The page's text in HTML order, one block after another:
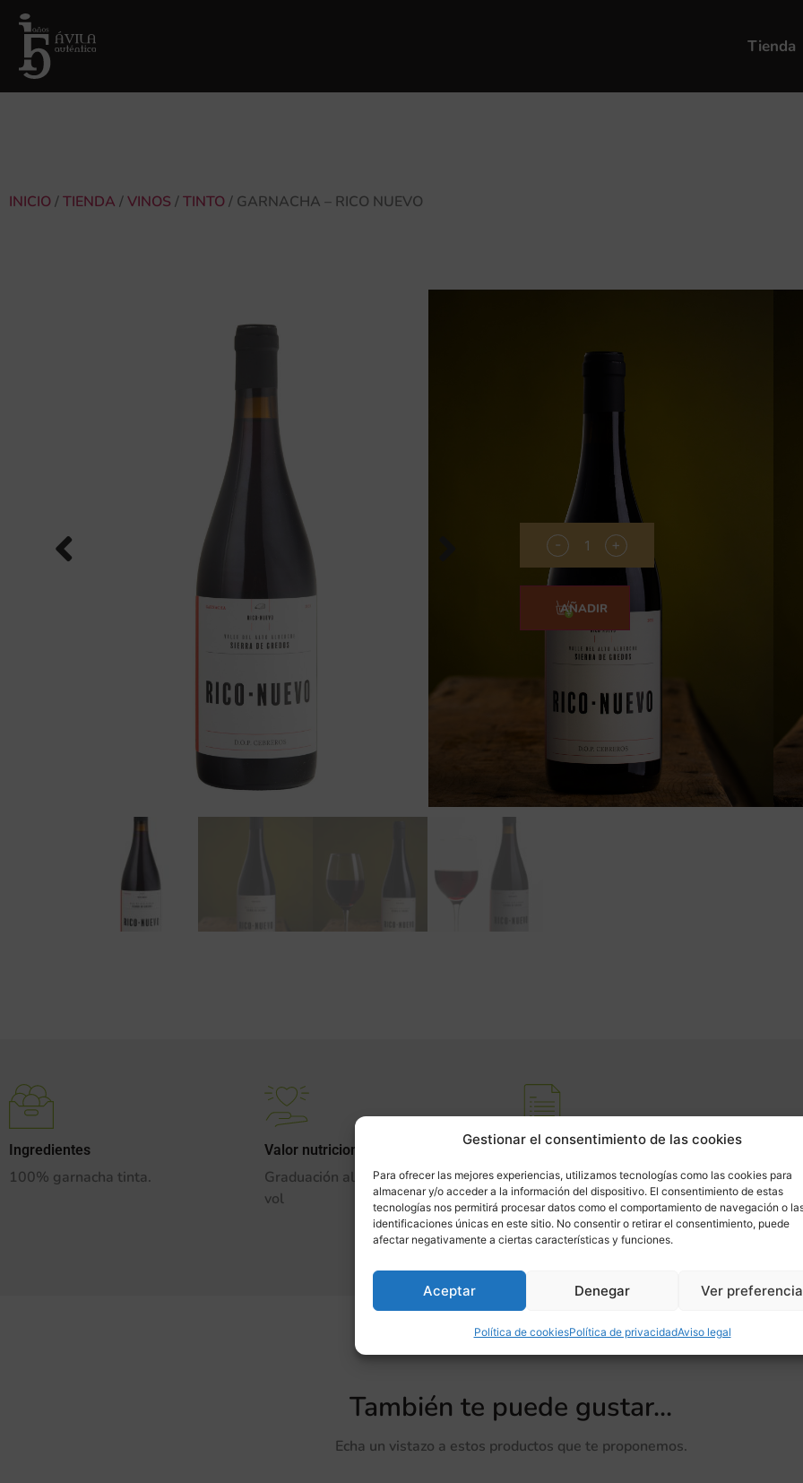
Gestionar el consentimiento de las cookies
Para ofrecer las mejores experiencias, utilizamos tecnologías como las cookies para
almacenar y/o acceder a la información del dispositivo. El consentimiento de estas
tecnologías nos permitirá procesar datos como el comportamiento de navegación o
identificaciones únicas en este sitio. No consentir o retirar el consentimiento, puede
afectar negativamente a ciertas características y funciones.
Aceptar Denegar Ver
Política de cookiesPolítica de privacidadAviso legal
Tienda
INICIO/TIENDA /VINOS /TINTO/ GARNACHA – RICO NUEVO
Exquisito vino tinto frutal. En la nariz es
D.O.P. Cebreros.
Servir a temperatura entre 16 y 18ºC.
- +
AÑADIR
Ingredientes
100% garnacha tinta.
Valor nutricional
Graduación alcohólica: 13,5%
vol
Características del lote
También te puede gustar...
Echa un vistazo a estos productos que te proponemos.